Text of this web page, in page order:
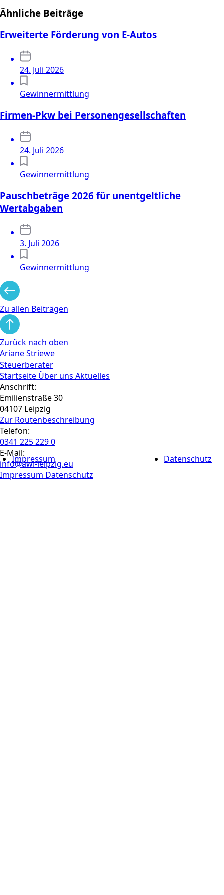
Impressum Datenschutz
Ähnliche Beiträge
Erweiterte Förderung von E-Autos
24. Juli 2026
Gewinnermittlung
Firmen-Pkw bei Personengesellschaften
24. Juli 2026
Gewinnermittlung
Pauschbeträge 2026 für unentgeltliche
Wertabgaben
3. Juli 2026
Gewinnermittlung
Zu allen Beiträgen
Zurück nach oben
Ariane Striewe
Steuerberater
Startseite Über uns Aktuelles
Anschrift:
Emilienstraße 30
04107 Leipzig
Zur Routen­beschreibung
Telefon:
0341 225 229 0
E-Mail:
info@awi-leipzig.eu
Impressum Datenschutz